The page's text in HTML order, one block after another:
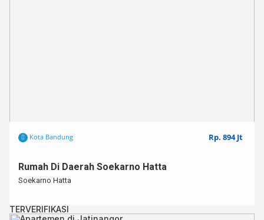
Kota Bandung Rp. 894 Jt
Rumah Di Daerah Soekarno Hatta
Soekarno Hatta
TERVERIFIKASI